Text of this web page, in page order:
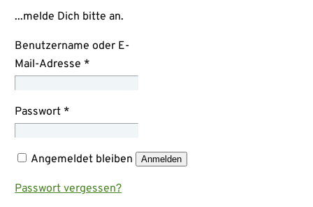
...melde Dich bitte an.
Benutzername oder E-
Mail-Adresse *
Passwort *
Angemeldet bleiben Anmelden
Passwort vergessen?